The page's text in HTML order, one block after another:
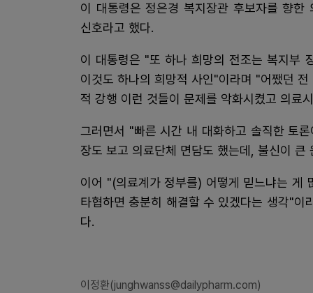
이 대통령은 정은경 복지장관 후보자를 향
신호라고 했다.
이 대통령은 "또 하나 희망의 전조는 복지부
이것도 하나의 희망적 사인"이라며 "어쨌던
적 강행 이런 것들이 문제를 악화시켰고 의료
그러면서 "빠른 시간 내 대화하고 솔직한 토
장도 보고 의료단체 면담도 했는데, 불신이 큰
이어 "(의료계가 정부를) 어떻게 믿느냐는 게
타협하면 충분히 해결할 수 있겠다는 생각"
다.
이정환(junghwanss@dailypharm.com)